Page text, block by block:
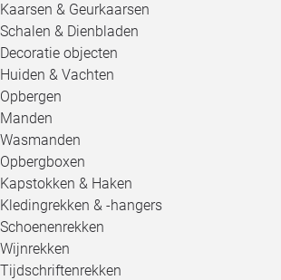
Kaarsen & Geurkaarsen
Schalen & Dienbladen
Decoratie objecten
Huiden & Vachten
Opbergen
Manden
Wasmanden
Opbergboxen
Kapstokken & Haken
Kledingrekken & -hangers
Schoenenrekken
Wijnrekken
Tijdschriftenrekken